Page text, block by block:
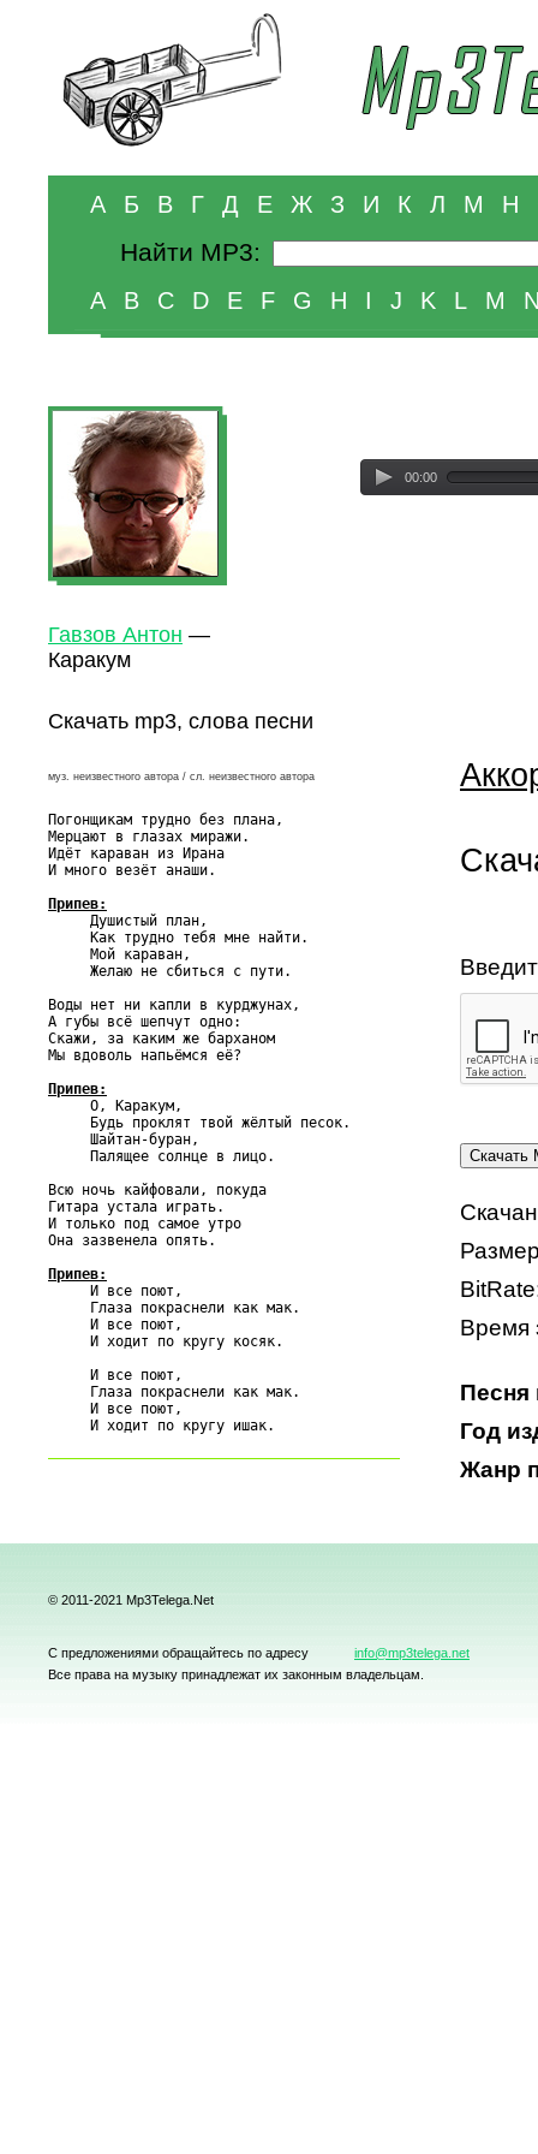
А Б В Г Д Е Ж З И К Л М Н
Найти MP3:
A B C D E F G H I J K L M
Гавзов Антон —
Каракум
00:00
Скачать mp3, слова песни
муз. неизвестного автора / сл. неизвестного автора
Погонщикам трудно без плана,
Мерцают в глазах миражи.
Идёт караван из Ирана
И много везёт анаши.
Припев:
Душистый план,
     Как трудно тебя мне найти.
     Мой караван,
     Желаю не сбиться с пути.
Воды нет ни капли в курджунах,
А губы всё шепчут одно:
Скажи, за каким же барханом
Мы вдоволь напьёмся её?
Припев:
О, Каракум,
     Будь проклят твой жёлтый песок.
     Шайтан-буран,
     Палящее солнце в лицо.
Всю ночь кайфовали, покуда
Гитара устала играть.
И только под самое утро
Она зазвенела опять.
Припев:
И все поют,
     Глаза покраснели как мак.
     И все поют,
     И ходит по кругу косяк.
     И все поют,
     Глаза покраснели как мак.
     И все поют,
Время
Песня
Год
Жанр
© 2011-2021 Mp3Telega.Net
С предложениями обращайтесь по адресу
info@mp3telega.net
Все права на музыку принадлежат их законным владельцам.